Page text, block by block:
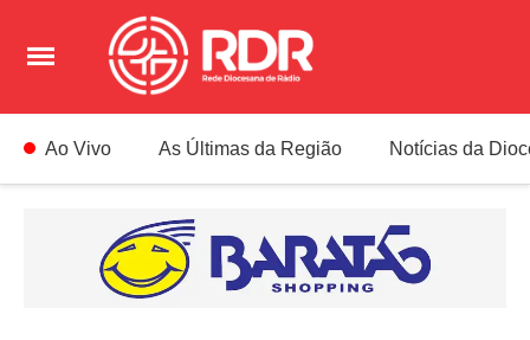
Ao Vivo As Últimas da Região Notícias da